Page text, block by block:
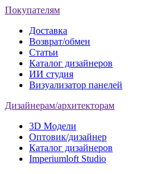
Покупателям
Доставка
Возврат/обмен
Статьи
Каталог дизайнеров
ИИ студия
Визуализатор панелей
Дизайнерам/архитекторам
3D Модели
Оптовик/дизайнер
Каталог дизайнеров
Imperiumloft Studio